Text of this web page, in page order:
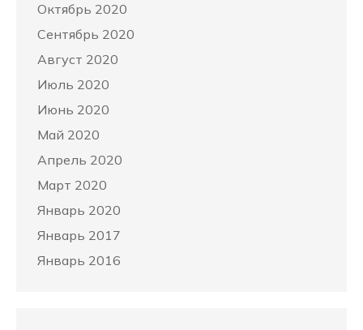
Октябрь 2020
Сентябрь 2020
Август 2020
Июль 2020
Июнь 2020
Май 2020
Апрель 2020
Март 2020
Январь 2020
Январь 2017
Январь 2016